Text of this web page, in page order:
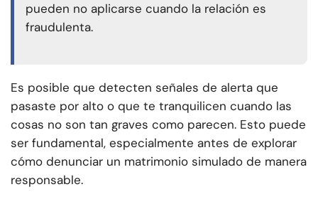
pueden no aplicarse cuando la relación es
fraudulenta.
Es posible que detecten señales de alerta que
pasaste por alto o que te tranquilicen cuando las
cosas no son tan graves como parecen. Esto puede
ser fundamental, especialmente antes de explorar
cómo denunciar un matrimonio simulado de manera
responsable.